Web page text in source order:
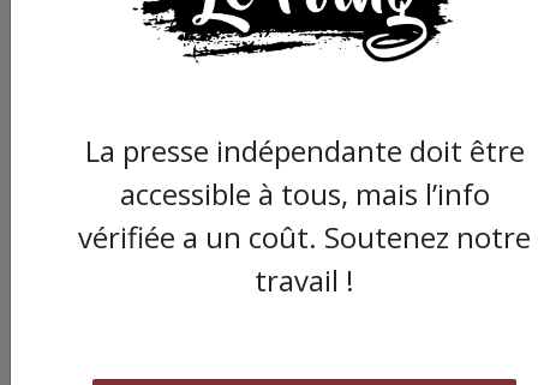
Commander le dernier numéro papier du
Poing !
La presse indépendante doit être
accessible à tous, mais l’info
vérifiée a un coût. Soutenez notre
travail !